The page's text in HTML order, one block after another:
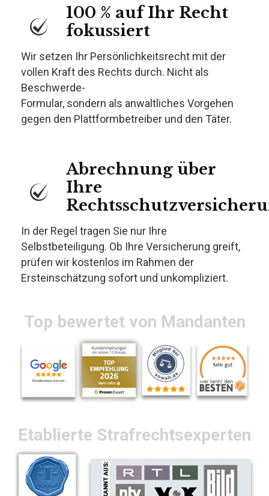
100 % auf Ihr Recht
fokussiert
Wir setzen Ihr Persönlichkeitsrecht mit der
vollen Kraft des Rechts durch. Nicht als
Beschwerde-
Formular, sondern als anwaltliches Vorgehen
gegen den Plattformbetreiber und den Täter.
Abrechnung über
Ihre
In der Regel tragen Sie nur Ihre
Selbstbeteiligung. Ob Ihre Versicherung greift,
prüfen wir kostenlos im Rahmen der
Ersteinschätzung sofort und unkompliziert.
Top bewertet von Mandanten
Etablierte Strafrechtsexperten